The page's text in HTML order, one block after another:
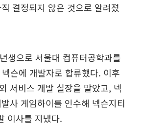
결정되지 않은 것으로 알려졌
생으로 서울대 컴퓨터공학과를
슨에 개발자로 합류했다. 이후
서비스 개발 실장을 맡았고, 넥
발사 게임하이를 인수해 넥슨지티
이사를 지냈다.